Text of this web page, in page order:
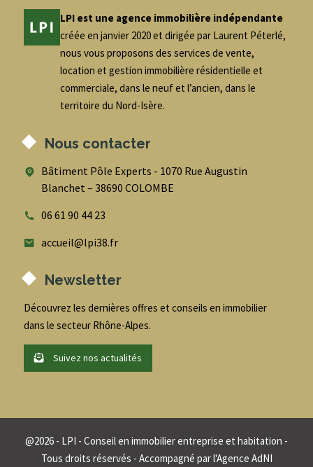
LPI est une agence immobilière indépendante
créée en janvier 2020 et dirigée par Laurent Péterlé,
nous vous proposons des services de vente,
location et gestion immobilière résidentielle et
commerciale, dans le neuf et l’ancien, dans le
territoire du Nord-Isère.
Nous contacter
Bâtiment Pôle Experts - 1070 Rue Augustin
Blanchet – 38690 COLOMBE
06 61 90 44 23
accueil@lpi38.fr
Newsletter
Découvrez les dernières offres et conseils en immobilier
dans le secteur Rhône-Alpes.
Suivez nos actualités
@2026 - LPI - Conseil en immobilier entreprise et habitation -
Tous droits réservés - Accompagné parl'Agence AdNI